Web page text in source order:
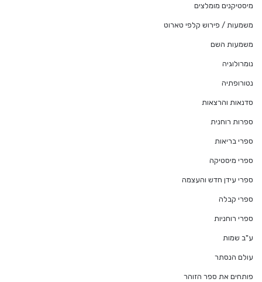
מיסטיקנים מומלצים
משמעות / פירוש קלפי טארוט
משמעות השם
נומרולוגיה
נטורופתיה
סדנאות והרצאות
ספרות רוחנית
ספרי בריאות
ספרי מיסטיקה
ספרי עידן חדש והעצמה
ספרי קבלה
ספרי רוחניות
ע"ב שמות
עולם הנסתר
פותחים את ספר הזוהר